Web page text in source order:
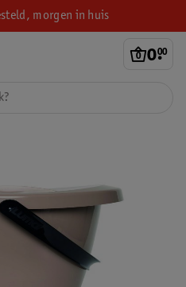
morgen in huis
0.
00